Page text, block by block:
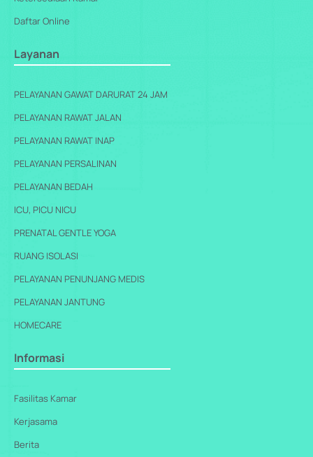
Daftar Online
Layanan
PELAYANAN GAWAT DARURAT 24 JAM
PELAYANAN RAWAT JALAN
PELAYANAN RAWAT INAP
PELAYANAN PERSALINAN
PELAYANAN BEDAH
ICU, PICU NICU
PRENATAL GENTLE YOGA
RUANG ISOLASI
PELAYANAN PENUNJANG MEDIS
PELAYANAN JANTUNG
HOMECARE
Informasi
Fasilitas Kamar
Kerjasama
Berita